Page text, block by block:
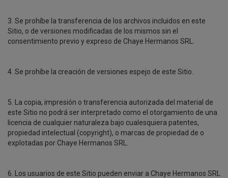
3. Se prohíbe la transferencia de los archivos incluidos en este
Sitio, o de versiones modificadas de los mismos sin el
consentimiento previo y expreso de Chaye Hermanos SRL.
4. Se prohíbe la creación de versiones espejo de este Sitio.
5. La copia, impresión o transferencia autorizada del material de
este Sitio no podrá ser interpretado como el otorgamiento de una
licencia de cualquier naturaleza bajo cualesquiera patentes,
propiedad intelectual (copyright), o marcas de propiedad de o
explotadas por Chaye Hermanos SRL.
6. Los usuarios de este Sitio pueden enviar a Chaye Hermanos SRL